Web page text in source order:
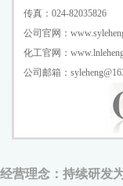
传真：024-82035826
公司官网：
化工官网：
公司邮箱：
经营理念：持续研发